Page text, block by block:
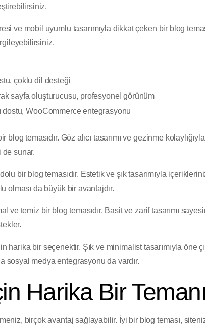
ve mobil uyumlu tasarımıyla dikkat çeken bir blog
çoklu dil desteği
sayfa oluşturucusu, profesyonel görünüm
dostu, WooCommerce entegrasyonu
blog temasıdır. Göz alıcı tasarımı ve gezinme
sunar.
bir blog temasıdır. Estetik ve şık tasarımıyla
olması da büyük bir avantajdır.
ve temiz bir blog temasıdır. Basit ve zarif tasarımı
harika bir seçenektir. Şık ve minimalist tasarımıyla öne
sosyal medya entegrasyonu da vardır.
Harika Bir
birçok avantaj sağlayabilir. İyi bir blog teması,